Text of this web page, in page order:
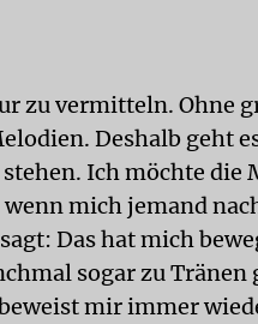
zu vermitteln. Ohne
Deshalb geht
Ich möchte die
mich jemand
Das hat mich
sogar zu Tränen
mir immer